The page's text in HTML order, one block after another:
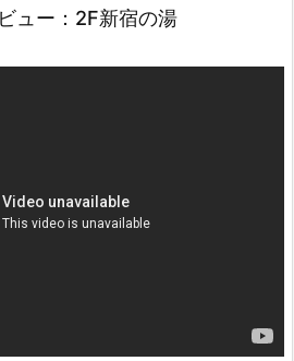
ュー：2F新宿の湯